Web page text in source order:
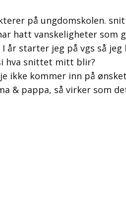
på ungdomskolen.
hatt vanskeligheter som
år starter jeg på vgs så jeg
hva snittet mitt blir?
ikke kommer inn på ønsket
& pappa, så virker som